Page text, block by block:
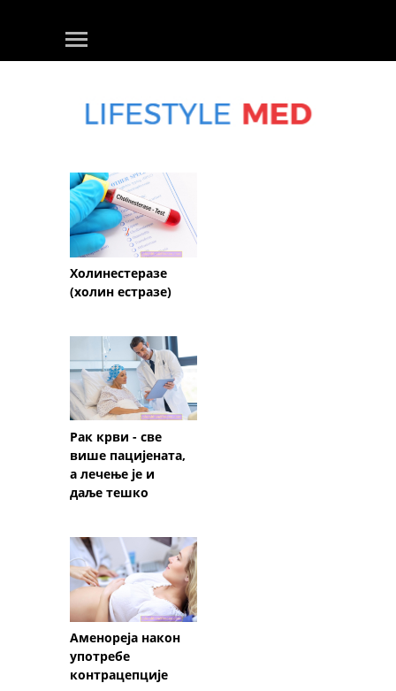
Холинестеразе
(холин естразе)
Рак крви - све
више пацијената,
а лечење је и
даље тешко
Аменореја након
употребе
контрацепције